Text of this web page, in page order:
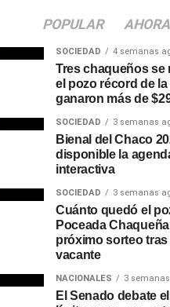
POPULAR AHORA
SOCIEDAD 4 semanas
Tres chaqueños se
el pozo récord de
ganaron más de
SOCIEDAD 3 semanas
Bienal del Chaco
disponible la
interactiva
SOCIEDAD 3 semanas
Cuánto quedó el
Poceada Chaqueña
próximo sorteo
vacante
NACIONALES 3
El Senado debate